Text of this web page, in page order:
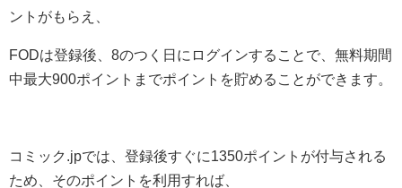
ントがもらえ、
FODは登録後、8のつく日にログインすることで、無料期間
中最大900ポイントまでポイントを貯めることができます。
コミック.jpでは、登録後すぐに1350ポイントが付与される
ため、そのポイントを利用すれば、